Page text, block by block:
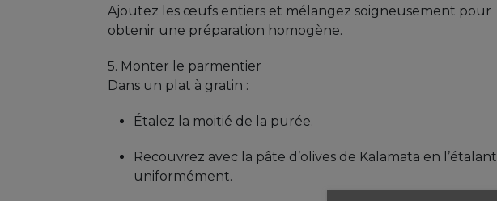
Ajoutez les œufs entiers et mélangez soigneusement pour
obtenir une préparation homogène.
5. Monter le parmentier
Dans un plat à gratin :
Étalez la moitié de la purée.
Recouvrez avec la pâte d’olives de Kalamata en l’étalant
uniformément.